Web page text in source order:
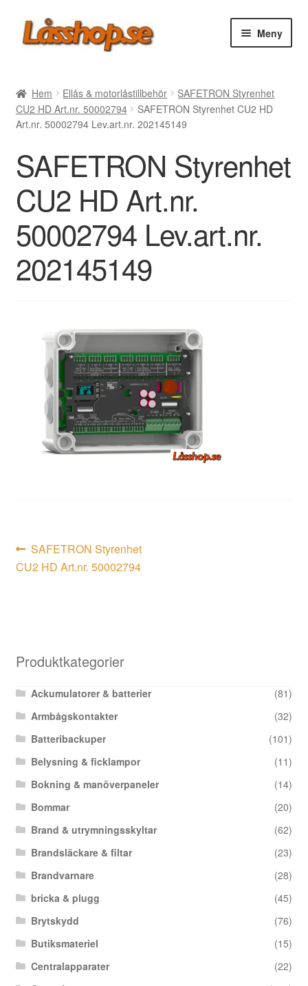
Hoppa
till
Hoppa
till
Meny
Rea
Villkor
Vanliga frågor
Forum/Manualer/Råd
Support
Hem Ellås & motorlåstillbehör
SAFETRON Styrenhet
CU2 HD Art.nr. 50002794
SAFETRON Styrenhet CU2 HD
Art.nr. 50002794 Lev.art.nr. 202145149
SAFETRON Styrenhet
CU2 HD Art.nr.
50002794 Lev.art.nr.
202145149
Inläggsnavigering
Föregående
inlägg:
SAFETRON Styrenhet
CU2 HD Art.nr. 50002794
Produktkategorier
Ackumulatorer & batterier
(81)
Armbågskontakter
(32)
Batteribackuper
(101)
Belysning & ficklampor
(11)
Bokning & manöverpaneler
(14)
Bommar
(20)
Brand & utrymningsskyltar
(62)
Brandsläckare & filtar
(23)
Brandvarnare
(28)
bricka & plugg
(45)
Brytskydd
(76)
Butiksmateriel
(15)
Centralapparater
(22)